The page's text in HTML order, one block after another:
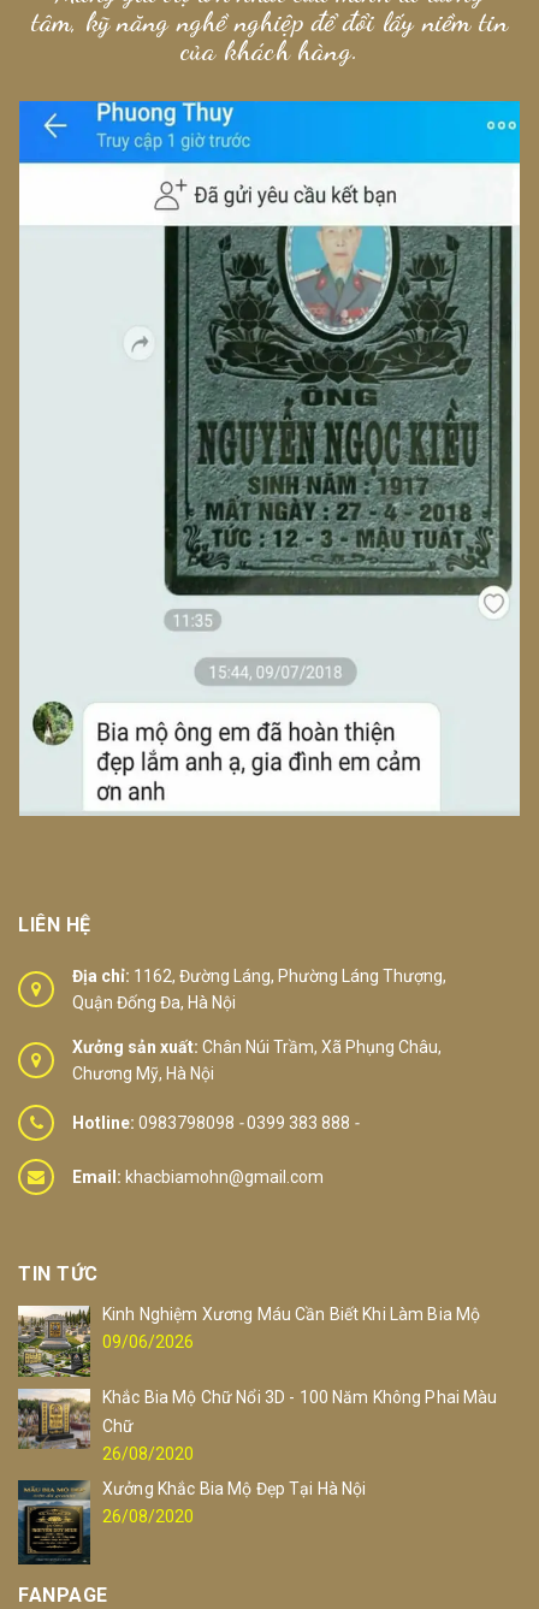
tâm, kỹ năng nghề nghiệp để đổi lấy niềm tin
của khách hàng.
LIÊN HỆ
Địa chỉ: 1162, Đường Láng, Phường Láng Thượng,
Quận Đống Đa, Hà Nội
Xưởng sản xuất: Chân Núi Trầm, Xã Phụng Châu,
Chương Mỹ, Hà Nội
Hotline: 0983798098 -0399 383 888 -
Email: khacbiamohn@gmail.com
TIN TỨC
Kinh Nghiệm Xương Máu Cần Biết Khi Làm Bia Mộ
09/06/2026
Khắc Bia Mộ Chữ Nổi 3D - 100 Năm Không Phai Màu
Chữ
26/08/2020
Xưởng Khắc Bia Mộ Đẹp Tại Hà Nội
26/08/2020
FANPAGE